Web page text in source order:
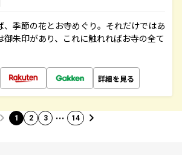
、季節の花とお寺めぐり。それだけではあ
御朱印があり、これに触れればお寺の全て
詳細を見る
1 2 3 … 14